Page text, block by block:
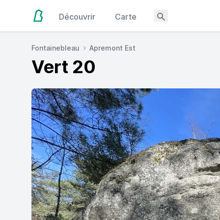
Découvrir Carte
Fontainebleau Apremont Est
Vert 20